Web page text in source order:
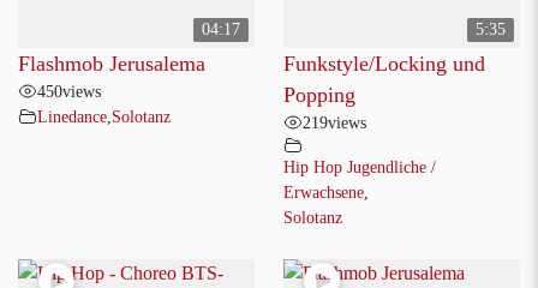
04:17
Flashmob Jerusalema
450views
Linedance Solotanz
5:35
Funkstyle/Locking und
Popping
219views
Hip Hop Jugendliche /
Erwachsene
Solotanz